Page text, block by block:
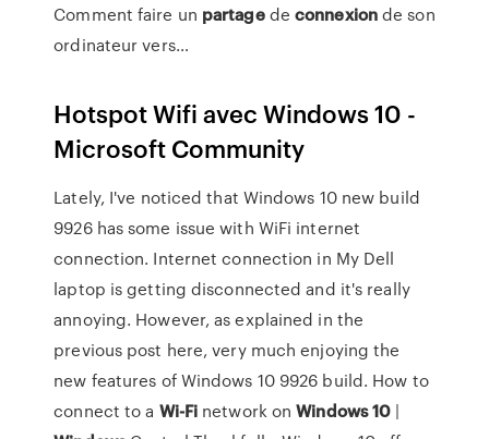
Comment faire un partagedeconnexionde son
ordinateur vers…
Hotspot Wifi avec Windows 10 -
Microsoft Community
Lately, I've noticed that Windows 10 new build
9926 has some issue with WiFi internet
connection. Internet connection in My Dell
laptop is getting disconnected and it's really
annoying. However, as explained in the
previous post here, very much enjoying the
new features of Windows 10 9926 build. How to
connect to a Wi-Fi network onWindows10 |